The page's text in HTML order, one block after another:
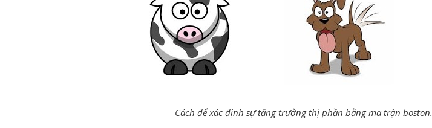
Cách để xác định sự tăng trưởng thị phần bằng ma trận boston.